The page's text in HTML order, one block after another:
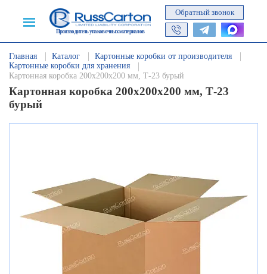
Производитель упаковочных материалов
Обратный звонок
Главная Каталог
Картонные коробки от производителя
Картонные коробки для хранения
Картонная коробка 200х200х200 мм, Т-23 бурый
Картонная коробка 200х200х200 мм, Т-23
бурый